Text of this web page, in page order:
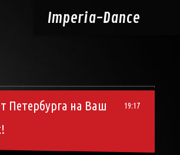
Imperia-Dance
19:17
Петербурга на Ваш